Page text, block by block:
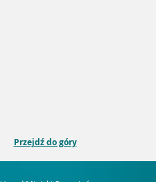
Przejdź do góry